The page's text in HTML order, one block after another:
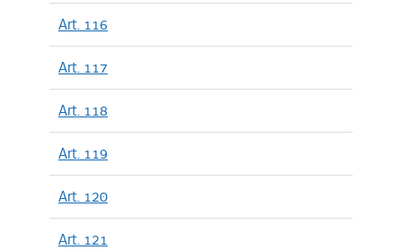
Art. 116
Art. 117
Art. 118
Art. 119
Art. 120
Art. 121